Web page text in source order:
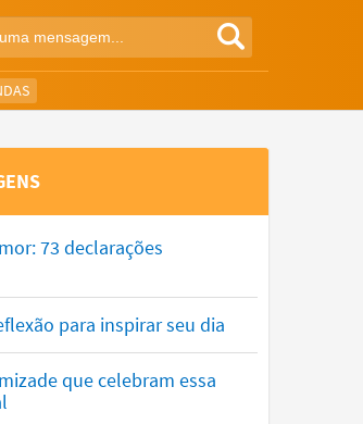
73 declarações
para inspirar seu dia
que celebram essa